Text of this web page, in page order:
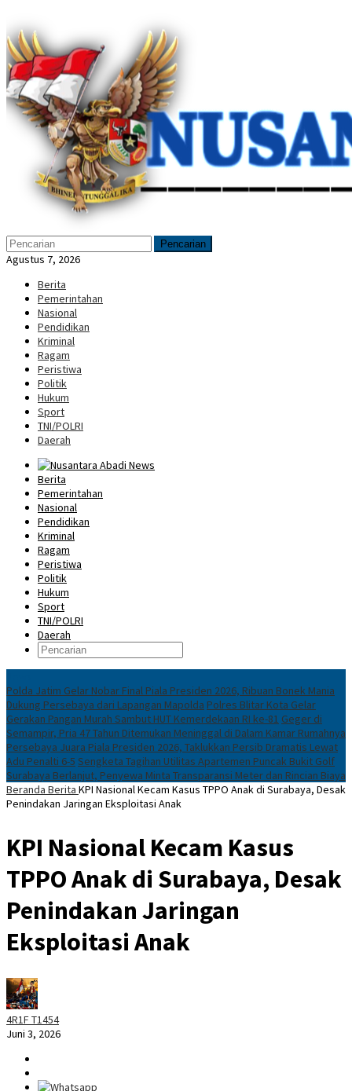
ke
konten
Mobile
Pencarian
Agustus 7, 2026
Berita
Pemerintahan
Nasional
Pendidikan
Kriminal
Ragam
Peristiwa
Politik
Hukum
Sport
TNI/POLRI
Daerah
Berita
Pemerintahan
Nasional
Pendidikan
Kriminal
Ragam
Peristiwa
Politik
Hukum
Sport
TNI/POLRI
Daerah
Polda Jatim Gelar Nobar Final Piala Presiden 2026, Ribuan Bonek Mania
Dukung Persebaya dari Lapangan Mapolda Polres Blitar Kota Gelar
Gerakan Pangan Murah Sambut HUT Kemerdekaan RI ke-81 Geger di
Semampir, Pria 47 Tahun Ditemukan Meninggal di Dalam Kamar Rumahnya
Persebaya Juara Piala Presiden 2026, Taklukkan Persib Dramatis Lewat
Adu Penalti 6-5 Sengketa Tagihan Utilitas Apartemen Puncak Bukit Golf
Surabaya Berlanjut, Penyewa Minta Transparansi Meter dan Rincian Biaya
Beranda Berita KPI Nasional Kecam Kasus TPPO Anak di Surabaya, Desak
Penindakan Jaringan Eksploitasi Anak
KPI Nasional Kecam Kasus
TPPO Anak di Surabaya, Desak
Penindakan Jaringan
Eksploitasi Anak
4R1F T1454
Juni 3, 2026